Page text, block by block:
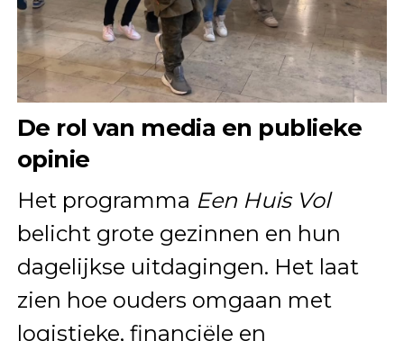
De rol van media en publieke
opinie
Het programma Een Huis Vol
belicht grote gezinnen en hun
dagelijkse uitdagingen. Het laat
zien hoe ouders omgaan met
logistieke, financiële en